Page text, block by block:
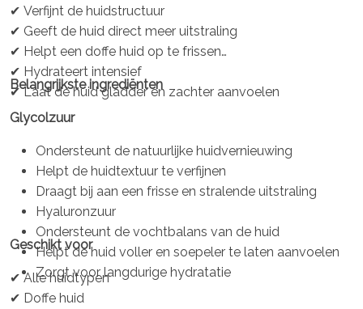
✔ Verfijnt de huidstructuur
✔ Geeft de huid direct meer uitstraling
✔ Helpt een doffe huid op te frissen
✔ Hydrateert intensief
✔ Laat de huid gladder en zachter aanvoelen
Belangrijkste ingrediënten
Glycolzuur
Ondersteunt de natuurlijke huidvernieuwing
Helpt de huidtextuur te verfijnen
Draagt bij aan een frisse en stralende uitstraling
Hyaluronzuur
Ondersteunt de vochtbalans van de huid
Helpt de huid voller en soepeler te laten aanvoelen
Zorgt voor langdurige hydratatie
Geschikt voor
✔ Alle huidtypen
✔ Doffe huid